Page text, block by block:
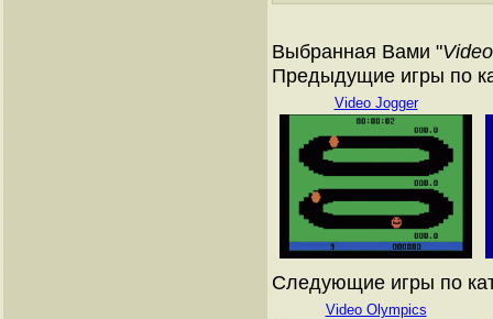
Выбранная Вами "
Предыдущие игры по
Video Jogger
Следующие игры по
Video Olympics